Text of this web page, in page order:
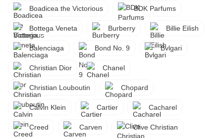
Boadicea the Victorious BDK Parfums
Bottega Veneta Burberry Billie Eilish
Balenciaga Bond No. 9 Bvlgari
Christian Dior Chanel
Christian Louboutin Chopard
Calvin Klein Cartier Cacharel
Creed Carven Clive Christian